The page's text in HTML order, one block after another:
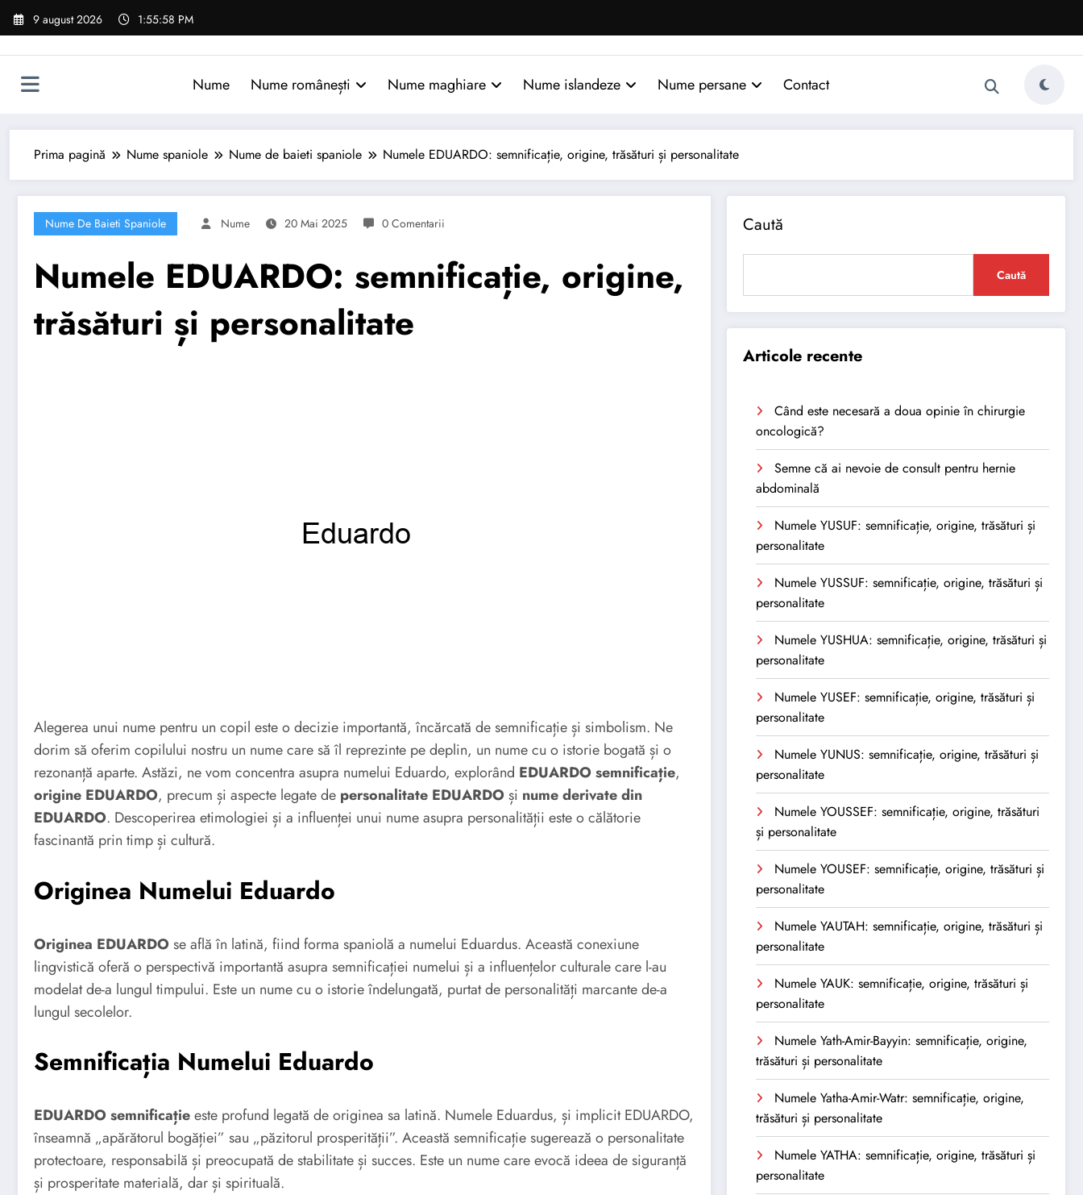
Sari
9 august 2026 1:55:59 PM
Nume Nume românești Nume maghiare Nume islandeze Nume persane Contact
Prima pagină Nume spaniole Nume de baieti spaniole Numele EDUARDO: semnificație, origine, trăsături și personalitate
Nume De Baieti Spaniole Nume 20 Mai 2025 0 Comentarii
Numele EDUARDO: semnificație, origine,
trăsături și personalitate
Alegerea unui nume pentru un copil este o decizie importantă, încărcată de semnificație și simbolism. Ne
dorim să oferim copilului nostru un nume care să îl reprezinte pe deplin, un nume cu o istorie bogată și o
rezonanță aparte. Astăzi, ne vom concentra asupra numelui Eduardo, explorând EDUARDO semnificație,
origine EDUARDO, precum și aspecte legate de personalitate EDUARDOși nume derivate din
EDUARDO. Descoperirea etimologiei și a influenței unui nume asupra personalității este o călătorie
fascinantă prin timp și cultură.
Originea Numelui Eduardo
Originea EDUARDOse află în latină, fiind forma spaniolă a numelui Eduardus. Această conexiune
lingvistică oferă o perspectivă importantă asupra semnificației numelui și a influențelor culturale care l-au
modelat de-a lungul timpului. Este un nume cu o istorie îndelungată, purtat de personalități marcante de-a
lungul secolelor.
Semnificația Numelui Eduardo
EDUARDO semnificațieeste profund legată de originea sa latină. Numele Eduardus, și implicit EDUARDO,
înseamnă „apărătorul bogăției” sau „păzitorul prosperității”. Această semnificație sugerează o personalitate
protectoare, responsabilă și preocupată de stabilitate și succes. Este un nume care evocă ideea de siguranță
și prosperitate materială, dar și spirituală.
Caută
Caută
Articole recente
Când este necesară a doua opinie în chirurgie
oncologică?
Semne că ai nevoie de consult pentru hernie
abdominală
Numele YUSUF: semnificație, origine, trăsături și
personalitate
Numele YUSSUF: semnificație, origine, trăsături și
personalitate
Numele YUSHUA: semnificație, origine, trăsături și
personalitate
Numele YUSEF: semnificație, origine, trăsături și
personalitate
Numele YUNUS: semnificație, origine, trăsături și
personalitate
Numele YOUSSEF: semnificație, origine, trăsături
și personalitate
Numele YOUSEF: semnificație, origine, trăsături și
personalitate
Numele YAUTAH: semnificație, origine, trăsături și
personalitate
Numele YAUK: semnificație, origine, trăsături și
personalitate
Numele Yath-Amir-Bayyin: semnificație, origine,
trăsături și personalitate
Numele Yatha-Amir-Watr: semnificație, origine,
trăsături și personalitate
Numele YATHA: semnificație, origine, trăsături și
personalitate